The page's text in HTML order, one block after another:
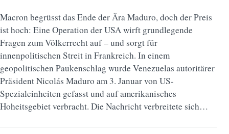
Macron begrüsst das Ende der Ära Maduro, doch der Preis
ist hoch: Eine Operation der USA wirft grundlegende
Fragen zum Völkerrecht auf – und sorgt für
innenpolitischen Streit in Frankreich. In einem
geopolitischen Paukenschlag wurde Venezuelas autoritärer
Präsident Nicolás Maduro am 3. Januar von US-
Spezialeinheiten gefasst und auf amerikanisches
Hoheitsgebiet verbracht. Die Nachricht verbreitete sich…